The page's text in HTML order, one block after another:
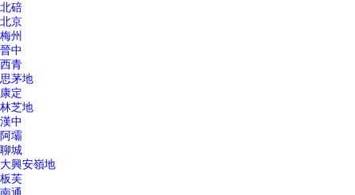
北碚
北京
梅州
晉中
西青
思茅地
康定
林芝地
漢中
阿壩
聊城
大興安嶺地
板芙